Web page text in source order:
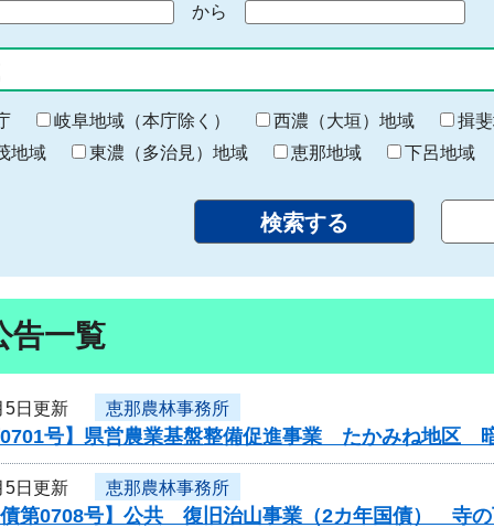
から
終
わ
り
岐阜地域（本庁除く） 西濃（大垣）地域 揖
地域
東濃（多治見）地域 恵那地域 下呂地域
告一覧
5日更新 恵那農林事務所
0701号】県営農業基盤整備促進事業 たかみね地区
5日更新 恵那農林事務所
債第0708号】公共 復旧治山事業（2カ年国債） 寺